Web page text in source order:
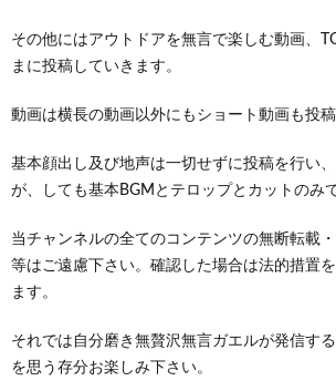
その他にはアウトドアを無言で楽しむ動画、
まに投稿していきます。
動画は横長の動画以外にもショート動画も投稿
基本顔出し及び地声は一切せずに投稿を行い
が、しても基本BGMとテロップとカットのみ
当チャンネルの全てのコンテンツの無断転載
等はご遠慮下さい。確認した場合は法的措置
ます。
それでは自分磨き無贅沢無言ガエルが発信す
を思う存分お楽しみ下さい。